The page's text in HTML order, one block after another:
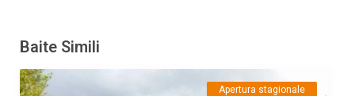
praticare trekking facendo veramente poca strada . Barbara, la
proprietaria , è sempre gentile e disponibile . Abbiamo già
prenotato per il prossimo anno .
Baite Simili
Apertura stagionale